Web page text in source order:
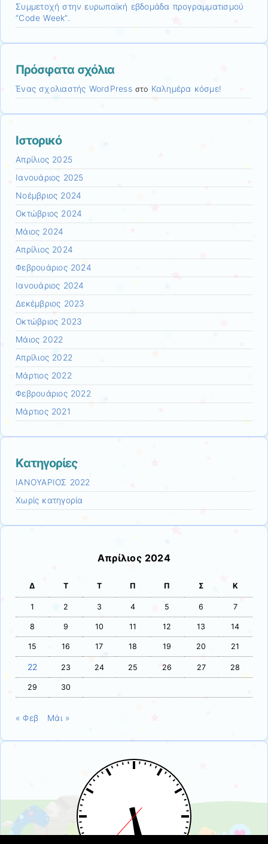
Συμμετοχή στην ευρωπαϊκή εβδομάδα προγραμματισμού
“Code Week”.
Πρόσφατα σχόλια
Ένας σχολιαστής WordPressστο Καλημέρα κόσμε!
Ιστορικό
Απρίλιος 2025
Ιανουάριος 2025
Νοέμβριος 2024
Οκτώβριος 2024
Μάιος 2024
Απρίλιος 2024
Φεβρουάριος 2024
Ιανουάριος 2024
Δεκέμβριος 2023
Οκτώβριος 2023
Μάιος 2022
Απρίλιος 2022
Μάρτιος 2022
Φεβρουάριος 2022
Μάρτιος 2021
Kατηγορίες
ΙΑΝΟΥΑΡΙΟΣ 2022
Χωρίς κατηγορία
Απρίλιος 2024
Δ Τ Τ Π Π Σ Κ
1 2 3 4 5 6 7
8 9 10 11 12 13 14
15 16 17 18 19 20 21
22 23 24 25 26 27 28
29 30
« Φεβ Μάι »